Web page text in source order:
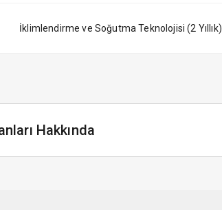
İklimlendirme ve Soğutma Teknolojisi (2 Yıllık)
Hakkında